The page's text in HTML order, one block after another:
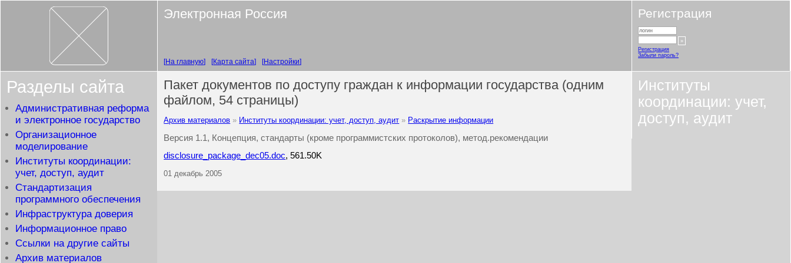
Электронная Россия
На главную Карта сайта Настройки
Регистрация
Регистрация
Забыли пароль?
Разделы сайта
Административная реформа
и электронное государство
Организационное
моделирование
Институты координации:
учет, доступ, аудит
Стандартизация
программного обеспечения
Инфраструктура доверия
Информационное право
Ссылки на другие сайты
Архив материалов
Пакет документов по доступу граждан к информации государства (одним
файлом, 54 страницы)
Архив материалов Институты координации: учет, доступ, аудит Раскрытие информации
Версия 1.1, Концепция, стандарты (кроме программистских протоколов), метод.рекомендации
disclosure_package_dec05.doc, 561.50K
01 декабрь 2005
Институты
координации: учет,
доступ, аудит